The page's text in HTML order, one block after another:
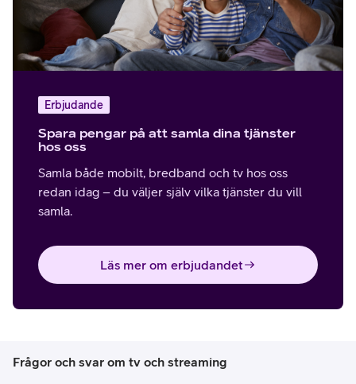
Erbjudande
Spara pengar på att samla dina tjänster
hos oss
Samla både mobilt, bredband och tv hos oss
redan idag – du väljer själv vilka tjänster du vill
samla.
Läs mer om erbjudandet
Frågor och svar om tv och streaming